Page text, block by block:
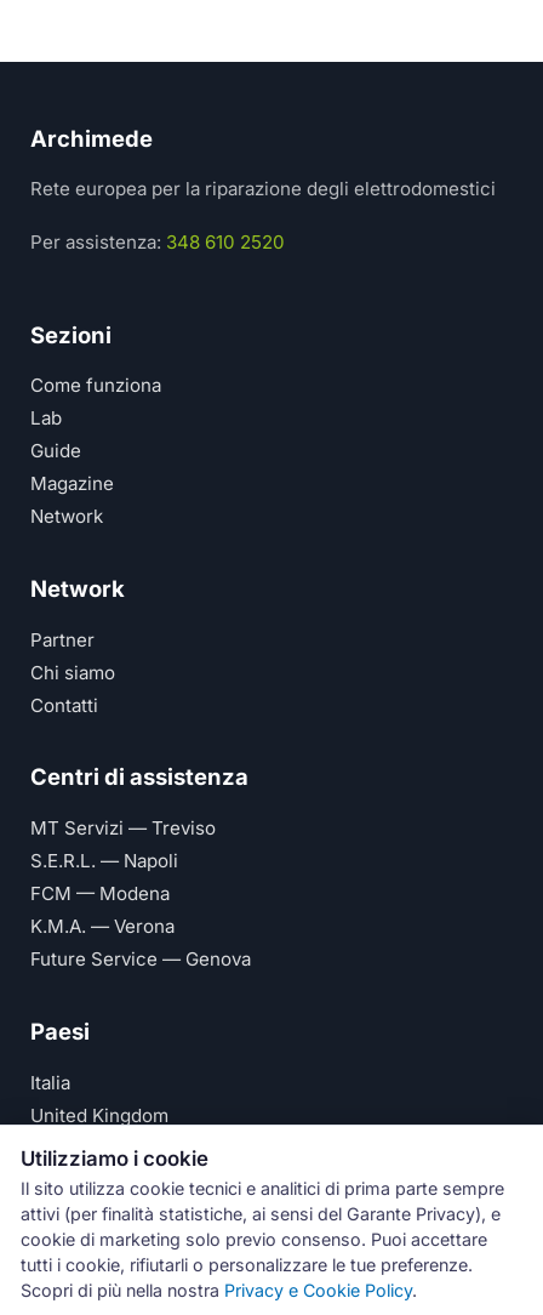
Archimede
Rete europea per la riparazione degli elettrodomestici
Per assistenza: 348 610 2520
Sezioni
Come funziona
Lab
Guide
Magazine
Network
Network
Partner
Chi siamo
Contatti
Centri di assistenza
MT Servizi — Treviso
S.E.R.L. — Napoli
FCM — Modena
K.M.A. — Verona
Future Service — Genova
Paesi
Italia
United Kingdom
Deutschland
España
© Numeri Primi Srl — P.IVA IT11621120960 ·Privacy e
Cookie Policy
Utilizziamo i cookie
Il sito utilizza cookie tecnici e analitici di prima parte sempre
attivi (per finalità statistiche, ai sensi del Garante Privacy), e
cookie di marketing solo previo consenso. Puoi accettare
tutti i cookie, rifiutarli o personalizzare le tue preferenze.
Scopri di più nella nostra Privacy e Cookie Policy.